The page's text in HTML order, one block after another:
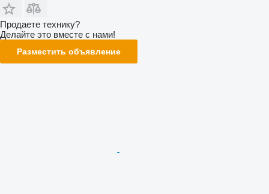
Продаете технику?
Делайте это вместе с нами!
Разместить объявление